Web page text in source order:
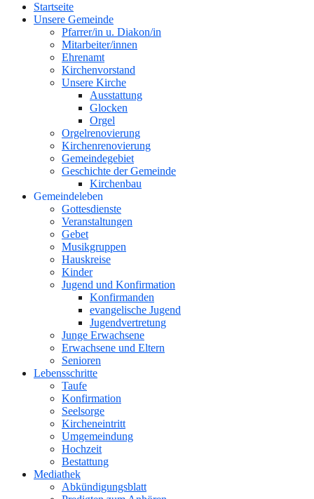
oben
Startseite
Unsere Gemeinde
Pfarrer/in u. Diakon/in
Mitarbeiter/innen
Ehrenamt
Kirchenvorstand
Unsere Kirche
Ausstattung
Glocken
Orgel
Orgelrenovierung
Kirchenrenovierung
Gemeindegebiet
Geschichte der Gemeinde
Kirchenbau
Gemeindeleben
Gottesdienste
Veranstaltungen
Gebet
Musikgruppen
Hauskreise
Kinder
Jugend und Konfirmation
Konfirmanden
evangelische Jugend
Jugendvertretung
Junge Erwachsene
Erwachsene und Eltern
Senioren
Lebensschritte
Taufe
Konfirmation
Seelsorge
Kircheneintritt
Umgemeindung
Hochzeit
Bestattung
Mediathek
Abkündigungsblatt